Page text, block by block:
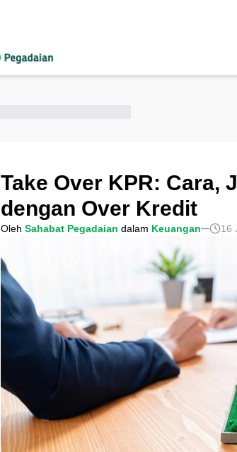
Take Over KPR: Cara,
dengan Over Kredit
Oleh Sahabat Pegadaian dalam Keuangan 16